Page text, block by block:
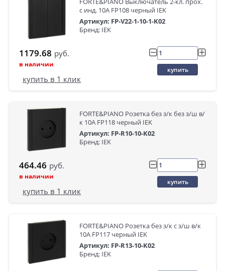
с инд. 10А FP108 черный IEK
Артикул: FP-V22-1-10-1-K02
Бренд: IEK
1179.68 руб.
в наличии
купить
купить в 1 клик
FORTE&PIANO Розетка без з/к без з/ш в/
к 10А FP118 черный IEK
Артикул: FP-R10-10-K02
Бренд: IEK
464.46 руб.
в наличии
купить
купить в 1 клик
FORTE&PIANO Розетка без з/к с з/ш в/к
10А FP117 черный IEK
Артикул: FP-R13-10-K02
Бренд: IEK